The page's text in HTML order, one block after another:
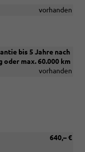
vorhanden
bis 5 Jahre nach
oder max. 60.000 km
vorhanden
640,– €